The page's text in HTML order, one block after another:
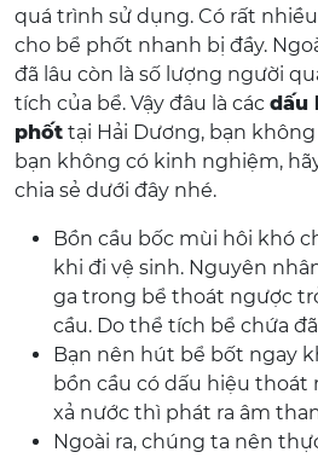
quá trình sử dụng. Có rất
cho bể phốt nhanh bị đầy.
đã lâu còn là số lượng người
tích của bể. Vậy đâu là các dấu
phốt tại Hải Dương, bạn
bạn không có kinh nghiệm,
chia sẻ dưới đây nhé.
Bồn cầu bốc mùi hôi khó
khi đi vệ sinh. Nguyên
ga trong bể thoát ngược
cầu. Do thể tích bể chứa
Bạn nên hút bể bốt ngay
bồn cầu có dấu hiệu thoát
xả nước thì phát ra âm
Ngoài ra, chúng ta nên